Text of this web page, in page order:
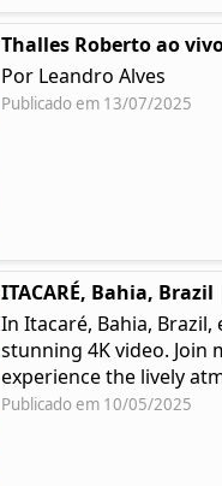
Thalles Roberto ao
Por Leandro Alves
Publicado em 13/07/2025
ITACARÉ, Bahia,
In Itacaré, Bahia,
stunning 4K video. Join
experience the lively
Publicado em 10/05/2025